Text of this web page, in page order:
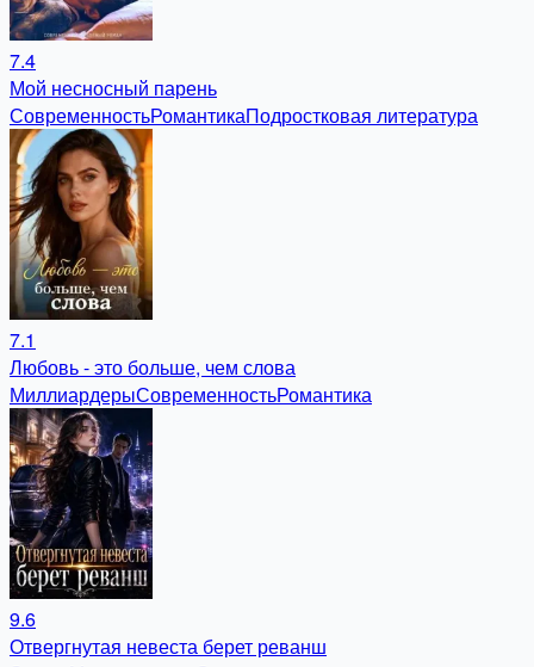
7.4
Мой несносный парень
СовременностьРомантикаПодростковая литература
7.1
Любовь - это больше, чем слова
МиллиардерыСовременностьРомантика
9.6
Отвергнутая невеста берет реванш